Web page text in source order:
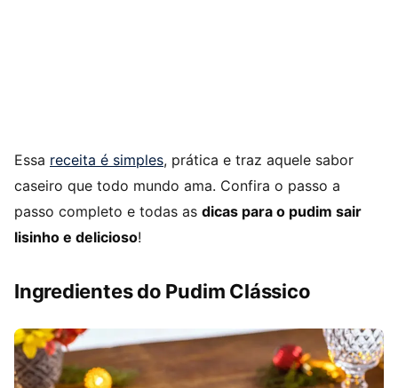
Essa receita é simples, prática e traz aquele sabor
caseiro que todo mundo ama. Confira o passo a
passo completo e todas as dicas para o pudim sair
lisinho e delicioso!
Ingredientes do Pudim Clássico